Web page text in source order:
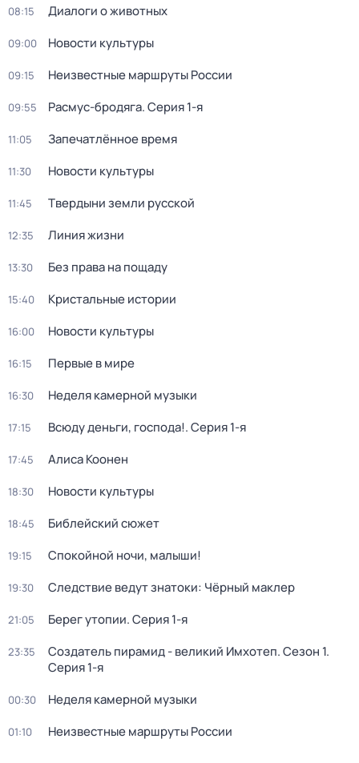
08:15 Диалоги о животных
09:00 Новости культуры
09:15 Неизвестные маршруты России
09:55 Расмус-бродяга. Серия 1-я
11:05 Запечатлённое время
11:30 Новости культуры
11:45 Твердыни земли русской
12:35 Линия жизни
13:30 Без права на пощаду
15:40 Кристальные истории
16:00 Новости культуры
16:15 Первые в мире
16:30 Неделя камерной музыки
17:15 Всюду деньги, господа!. Серия 1-я
17:45 Алиса Коонен
18:30 Новости культуры
18:45 Библейский сюжет
19:15 Спокойной ночи, малыши!
19:30 Следствие ведут знатоки: Чёрный маклер
21:05 Берег утопии. Серия 1-я
23:35 Создатель пирамид - великий Имхотеп. Сезон 1.
Серия 1-я
00:30 Неделя камерной музыки
01:10 Неизвестные маршруты России